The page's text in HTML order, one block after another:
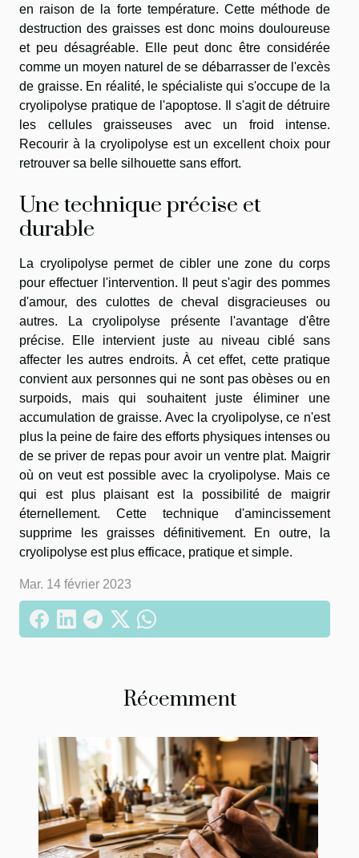
en raison de la forte température. Cette méthode de
destruction des graisses est donc moins douloureuse
et peu désagréable. Elle peut donc être considérée
comme un moyen naturel de se débarrasser de l'excès
de graisse. En réalité, le spécialiste qui s'occupe de la
cryolipolyse pratique de l'apoptose. Il s'agit de détruire
les cellules graisseuses avec un froid intense.
Recourir à la cryolipolyse est un excellent choix pour
retrouver sa belle silhouette sans effort.
Une technique précise et
durable
La cryolipolyse permet de cibler une zone du corps
pour effectuer l'intervention. Il peut s'agir des pommes
d'amour, des culottes de cheval disgracieuses ou
autres. La cryolipolyse présente l'avantage d'être
précise. Elle intervient juste au niveau ciblé sans
affecter les autres endroits. À cet effet, cette pratique
convient aux personnes qui ne sont pas obèses ou en
surpoids, mais qui souhaitent juste éliminer une
accumulation de graisse. Avec la cryolipolyse, ce n'est
plus la peine de faire des efforts physiques intenses ou
de se priver de repas pour avoir un ventre plat. Maigrir
où on veut est possible avec la cryolipolyse. Mais ce
qui est plus plaisant est la possibilité de maigrir
éternellement. Cette technique d'amincissement
supprime les graisses définitivement. En outre, la
cryolipolyse est plus efficace, pratique et simple.
Mar. 14 février 2023
Récemment